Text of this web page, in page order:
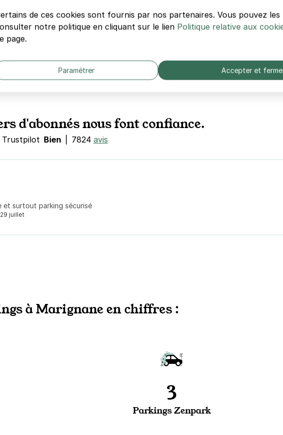
nos parkings sont en
60% moins cher que la voirie
d'abonnés nous font confiance.
Trustpilot Bien 7824 avis
et surtout parking sécurisé
29 juillet
à Marignane en chiffres :
3
Parkings Zenpark
de ces cookies sont fournis par nos partenaires. Vous pouvez
notre politique en cliquant sur le lien Politique relative aux
page.
Paramétrer Accepter et